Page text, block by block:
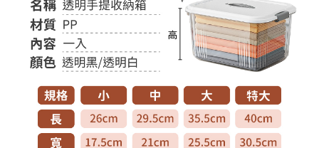
恩沛科技股份有限公司將有權停止該用戶之使用額度並採取法律行動。